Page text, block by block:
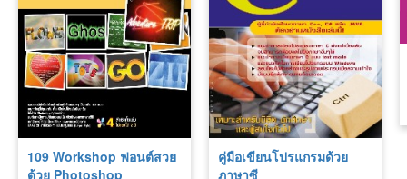
109 Workshop ฟอนต์สวย
ด้วย Photoshop
คู่มือเขียนโปรแกรมด้วย
ภาษาซี